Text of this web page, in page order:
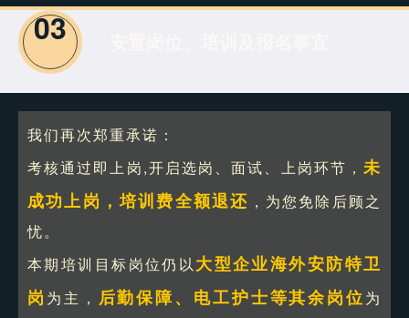
03
我们再次郑重承诺：
考核通过即上岗,开启选岗、面试、上岗环节， 未
成功上岗，培训费全额退还 ，为您免除后顾之
忧。
本期培训目标岗位仍以大型企业海外安防特卫
岗 为主， 后勤保障、电工护士等其余岗位为